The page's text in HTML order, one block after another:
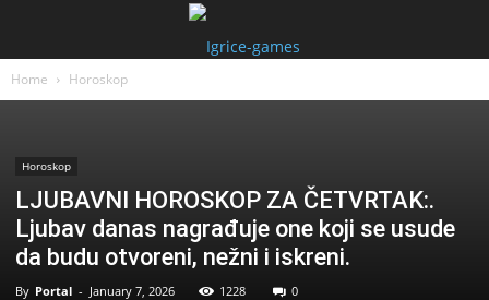
Home Horoskop
Horoskop
LJUBAVNI HOROSKOP ZA ČETVRTAK:.
Ljubav danas nagrađuje one koji se usude
da budu otvoreni, nežni i iskreni.
By Portal - January 7, 2026 1228 0